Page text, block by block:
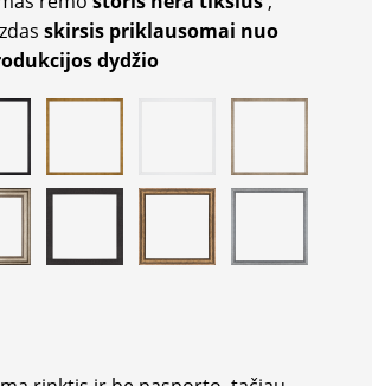
skirsis priklausomai nuo
dydžio